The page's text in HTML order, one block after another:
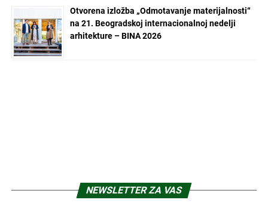
Otvorena izložba „Odmotavanje materijalnosti“
na 21. Beogradskoj internacionalnoj nedelji
arhitekture – BINA 2026
NEWSLETTER ZA VAS